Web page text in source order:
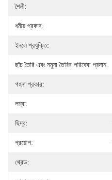
শৈলী:
ধর্মীয় প্রকার:
ইনলে প্রযুক্তি:
ছাঁচ তৈরি এবং নমুনা তৈরির পরিষেবা প্রদান:
গহনা প্রকার:
লম্বা:
ছিদ্র:
প্রয়োগ:
থ্রেড: